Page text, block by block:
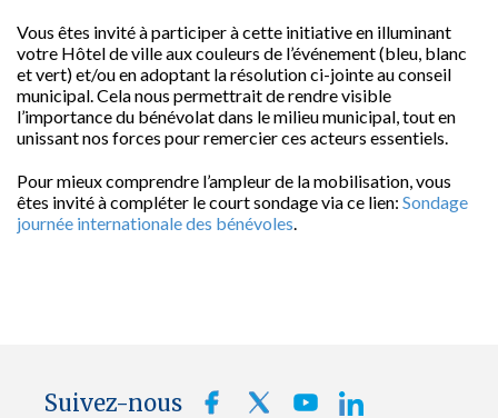
Vous êtes invité à participer à cette initiative en illuminant
votre Hôtel de ville aux couleurs de l’événement (bleu, blanc
et vert) et/ou en adoptant la résolution ci-jointe au conseil
municipal. Cela nous permettrait de rendre visible
l’importance du bénévolat dans le milieu municipal, tout en
unissant nos forces pour remercier ces acteurs essentiels.
Pour mieux comprendre l’ampleur de la mobilisation, vous
êtes invité à compléter le court sondage via ce lien: Sondage
journée internationale des bénévoles.
Suivez-nous